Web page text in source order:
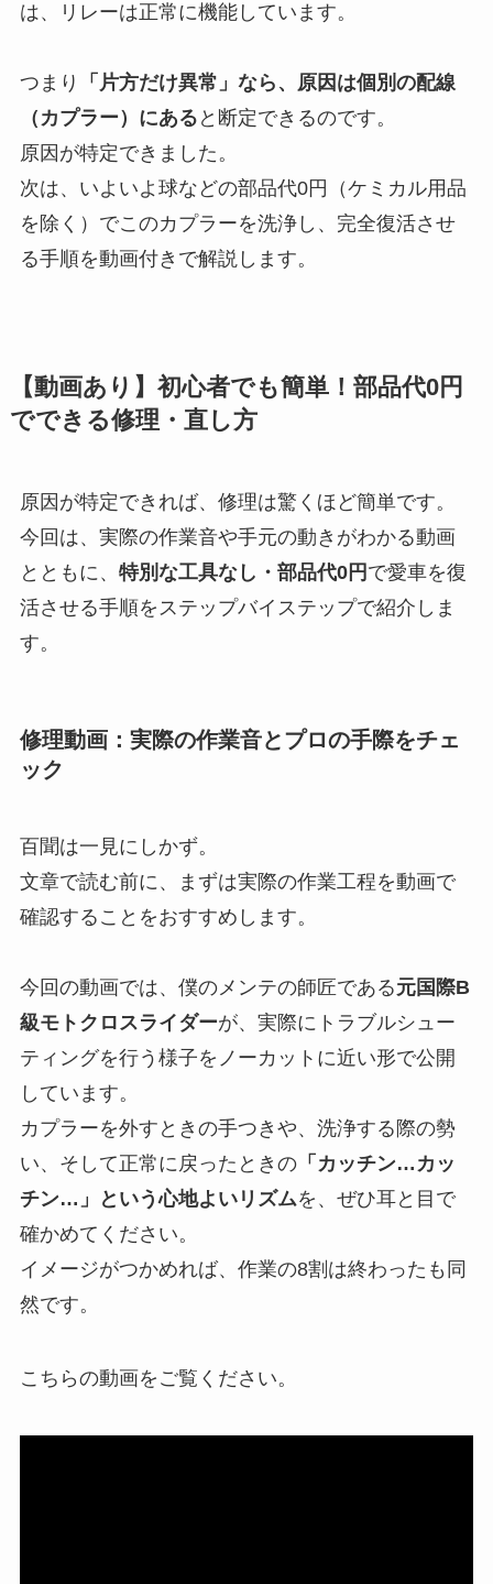
は、リレーは正常に機能しています。
つまり
「片方だけ異常」なら、原因は個別の配線
（カプラー）にある と断定できるのです。
原因が特定できました。
次は、いよいよ球などの部品代0円（ケミカル用品
を除く）でこのカプラーを洗浄し、完全復活させ
る手順を動画付きで解説します。
【動画あり】初心者でも簡単！部品代0円
でできる修理・直し方
原因が特定できれば、修理は驚くほど簡単です。
今回は、実際の作業音や手元の動きがわかる動画
とともに、 特別な工具なし・部品代0円 で愛車を復
活させる手順をステップバイステップで紹介しま
す。
修理動画：実際の作業音とプロの手際をチェ
ック
百聞は一見にしかず。
文章で読む前に、まずは実際の作業工程を動画で
確認することをおすすめします。
今回の動画では、僕のメンテの師匠である元国際B
級モトクロスライダーが、実際にトラブルシュー
ティングを行う様子をノーカットに近い形で公開
しています。
カプラーを外すときの手つきや、洗浄する際の勢
い、そして正常に戻ったときの「カッチン…カッ
チン…」という心地よいリズムを、ぜひ耳と目で
確かめてください。
イメージがつかめれば、作業の8割は終わったも同
然です。
こちらの動画をご覧ください。